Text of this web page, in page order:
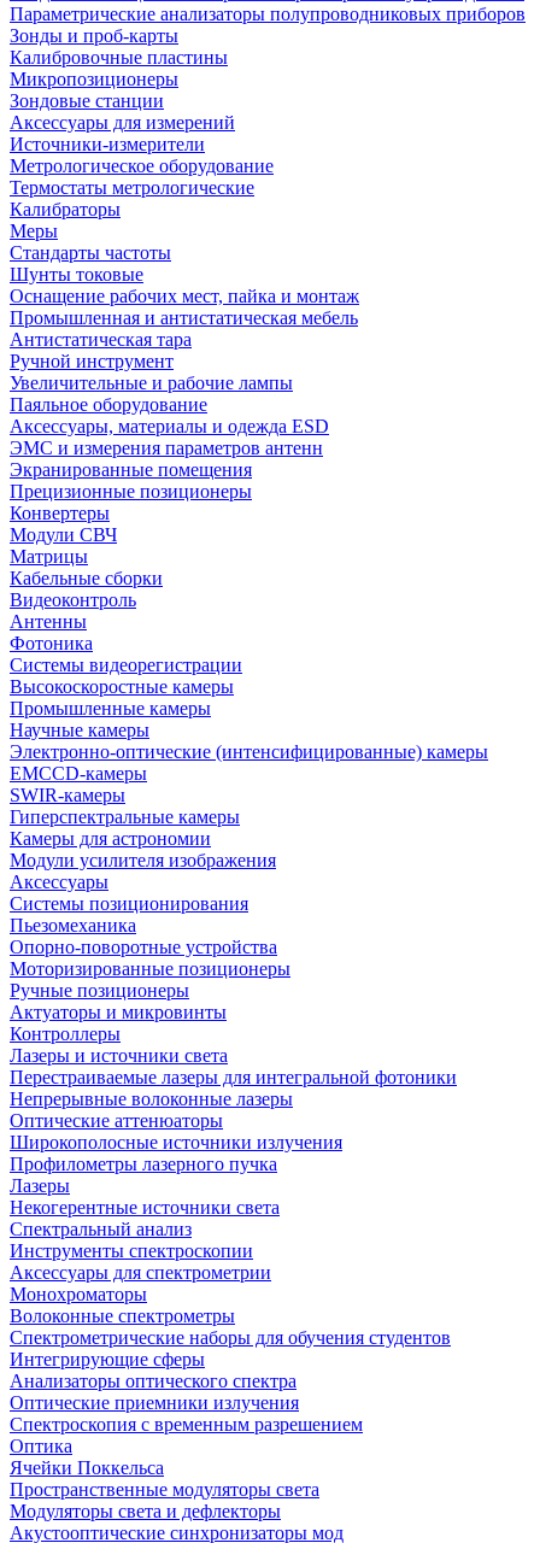
Параметрические анализаторы полупроводниковых приборов
Зонды и проб-карты
Калибровочные пластины
Микропозиционеры
Зондовые станции
Аксессуары для измерений
Источники-измерители
Метрологическое оборудование
Термостаты метрологические
Калибраторы
Меры
Стандарты частоты
Шунты токовые
Оснащение рабочих мест, пайка и монтаж
Промышленная и антистатическая мебель
Антистатическая тара
Ручной инструмент
Увеличительные и рабочие лампы
Паяльное оборудование
Аксессуары, материалы и одежда ESD
ЭМС и измерения параметров антенн
Экранированные помещения
Прецизионные позиционеры
Конвертеры
Модули СВЧ
Матрицы
Кабельные сборки
Видеоконтроль
Антенны
Фотоника
Cистемы видеорегистрации
Высокоскоростные камеры
Промышленные камеры
Научные камеры
Электронно-оптические (интенсифицированные) камеры
EMCCD-камеры
SWIR-камеры
Гиперспектральные камеры
Камеры для астрономии
Модули усилителя изображения
Аксессуары
Системы позиционирования
Пьезомеханика
Опорно-поворотные устройства
Моторизированные позиционеры
Ручные позиционеры
Актуаторы и микровинты
Контроллеры
Лазеры и источники света
Перестраиваемые лазеры для интегральной фотоники
Непрерывные волоконные лазеры
Оптические аттенюаторы
Широкополосные источники излучения
Профилометры лазерного пучка
Лазеры
Некогерентные источники света
Спектральный анализ
Инструменты спектроскопии
Аксессуары для спектрометрии
Монохроматоры
Волоконные спектрометры
Спектрометрические наборы для обучения студентов
Интегрирующие сферы
Анализаторы оптического спектра
Оптические приемники излучения
Спектроскопия с временным разрешением
Оптика
Ячейки Поккельса
Пространственные модуляторы света
Модуляторы света и дефлекторы
Акустооптические синхронизаторы мод